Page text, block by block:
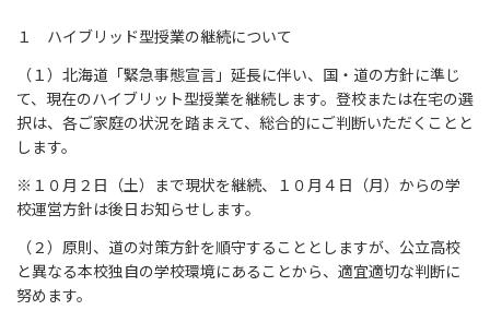
１ ハイブリッド型授業の継続について
（１）北海道「緊急事態宣言」延長に伴い、国・道の方針に準じ
て、現在のハイブリット型授業を継続します。登校または在宅の選
択は、各ご家庭の状況を踏まえて、総合的にご判断いただくことと
します。
※１０月２日（土）まで現状を継続、１０月４日（月）からの学
校運営方針は後日お知らせします。
（２）原則、道の対策方針を順守することとしますが、公立高校
と異なる本校独自の学校環境にあることから、適宜適切な判断に
努めます。